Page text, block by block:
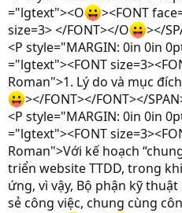
="lgtext"><O
><FONT
size=3> </FONT></O
></
<P style="MARGIN: 0in 0in
="lgtext"><FONT
Roman">1. Lý do và mục
></FONT></FONT></
<P style="MARGIN: 0in 0in
="lgtext"><FONT
Roman">Với kế hoạch
triển website TTDD, trong
ứng, vì vậy, Bộ phận kỹ
sẻ công việc, chung cùng